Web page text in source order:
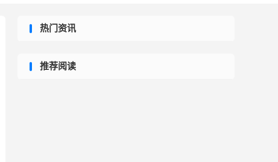
热门资讯
推荐阅读